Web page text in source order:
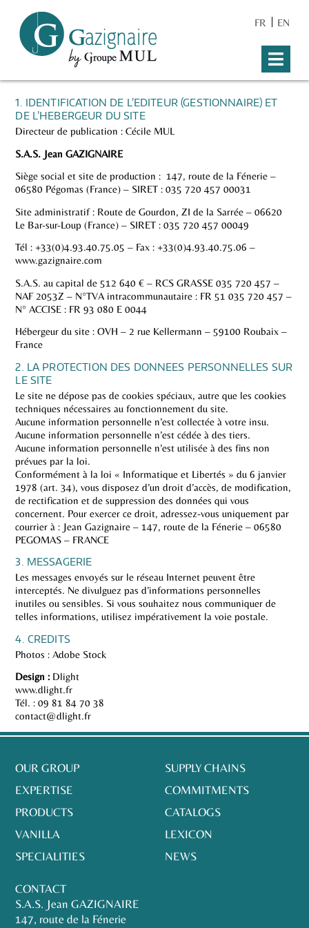
FR EN
1. IDENTIFICATION DE L’EDITEUR (GESTIONNAIRE) ET
DE L’HEBERGEUR DU SITE
Directeur de publication : Cécile MUL
S.A.S. Jean GAZIGNAIRE
Siège social et site de production : 147, route de la Fénerie –
06580 Pégomas (France) – SIRET : 035 720 457 00031
Site administratif : Route de Gourdon, ZI de la Sarrée – 06620
Le Bar-sur-Loup (France) – SIRET : 035 720 457 00049
Tél : +33(0)4.93.40.75.05 – Fax : +33(0)4.93.40.75.06 –
www.gazignaire.com
S.A.S. au capital de 512 640 € – RCS GRASSE 035 720 457 –
NAF 2053Z – N°TVA intracommunautaire : FR 51 035 720 457 –
N° ACCISE : FR 93 080 E 0044
Hébergeur du site : OVH – 2 rue Kellermann – 59100 Roubaix –
France
2. LA PROTECTION DES DONNEES PERSONNELLES SUR
LE SITE
Le site ne dépose pas de cookies spéciaux, autre que les cookies
techniques nécessaires au fonctionnement du site.
Aucune information personnelle n’est collectée à votre insu.
Aucune information personnelle n’est cédée à des tiers.
Aucune information personnelle n’est utilisée à des fins non
prévues par la loi.
Conformément à la loi « Informatique et Libertés » du 6 janvier
1978 (art. 34), vous disposez d’un droit d’accès, de modification,
de rectification et de suppression des données qui vous
concernent. Pour exercer ce droit, adressez-vous uniquement par
courrier à : Jean Gazignaire – 147, route de la Fénerie – 06580
PEGOMAS – FRANCE
3. MESSAGERIE
Les messages envoyés sur le réseau Internet peuvent être
interceptés. Ne divulguez pas d’informations personnelles
inutiles ou sensibles. Si vous souhaitez nous communiquer de
telles informations, utilisez impérativement la voie postale.
4. CREDITS
Photos : Adobe Stock
Design : Dlight
www.dlight.fr
Tél. : 09 81 84 70 38
contact@dlight.fr
OUR GROUP
EXPERTISE
PRODUCTS
VANILLA
SPECIALITIES
SUPPLY CHAINS
COMMITMENTS
CATALOGS
LEXICON
NEWS
CONTACT
S.A.S. Jean GAZIGNAIRE
147, route de la Fénerie